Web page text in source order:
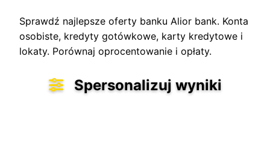
Sprawdź najlepsze oferty banku Alior bank. Konta
osobiste, kredyty gotówkowe, karty kredytowe i
lokaty. Porównaj oprocentowanie i opłaty.
Spersonalizuj wyniki